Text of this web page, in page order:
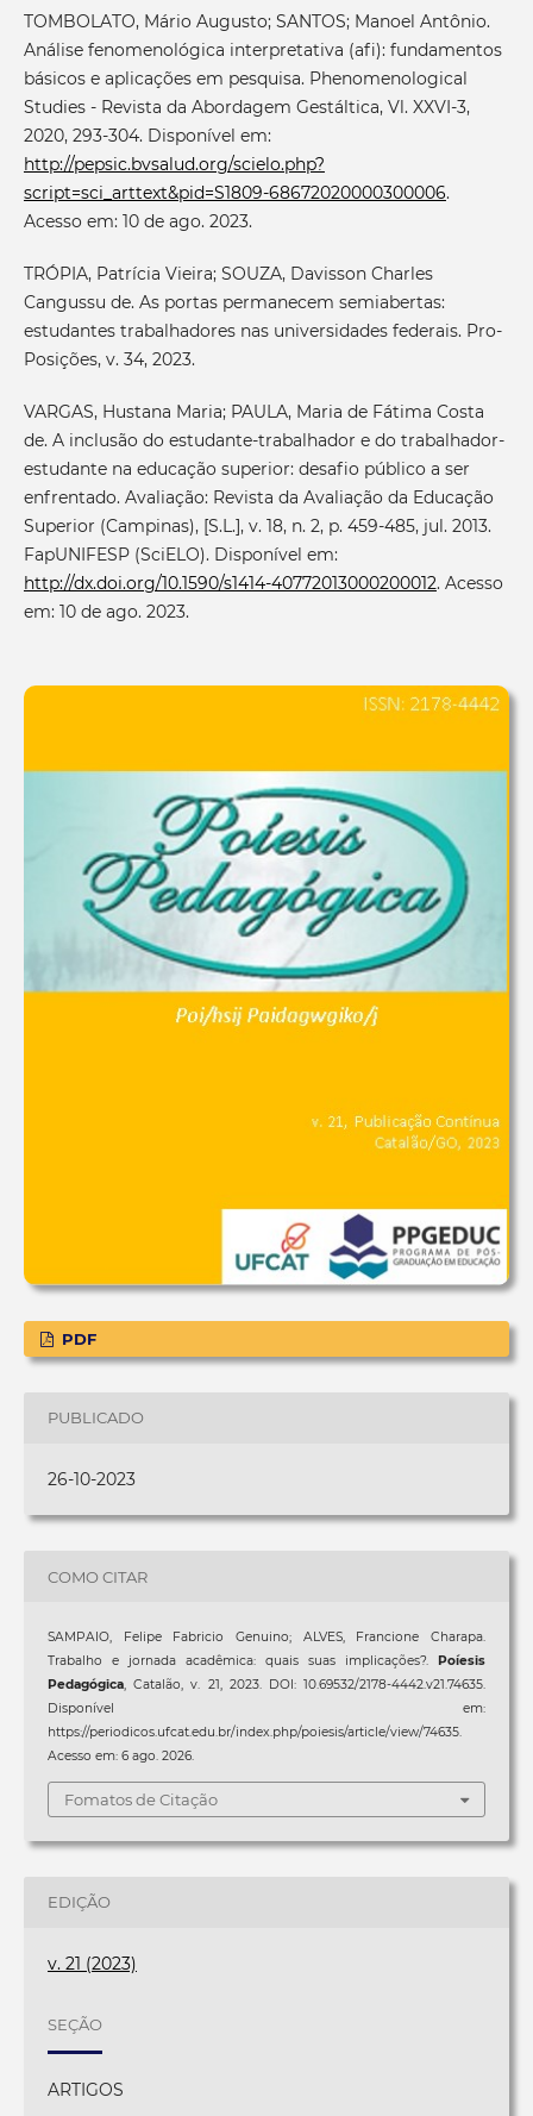
TOMBOLATO, Mário Augusto; SANTOS; Manoel Antônio.
Análise fenomenológica interpretativa (afi): fundamentos
básicos e aplicações em pesquisa. Phenomenological
Studies - Revista da Abordagem Gestáltica, Vl. XXVI-3,
2020, 293-304. Disponível em:
http://pepsic.bvsalud.org/scielo.php?
script=sci_arttext&pid=S1809-68672020000300006.
Acesso em: 10 de ago. 2023.
TRÓPIA, Patrícia Vieira; SOUZA, Davisson Charles
Cangussu de. As portas permanecem semiabertas:
estudantes trabalhadores nas universidades federais. Pro-
Posições, v. 34, 2023.
VARGAS, Hustana Maria; PAULA, Maria de Fátima Costa
de. A inclusão do estudante-trabalhador e do trabalhador-
estudante na educação superior: desafio público a ser
enfrentado. Avaliação: Revista da Avaliação da Educação
Superior (Campinas), [S.L.], v. 18, n. 2, p. 459-485, jul. 2013.
FapUNIFESP (SciELO). Disponível em:
http://dx.doi.org/10.1590/s1414-40772013000200012. Acesso
em: 10 de ago. 2023.
PDF
PUBLICADO
26-10-2023
COMO CITAR
SAMPAIO, Felipe Fabricio Genuino; ALVES, Francione Charapa.
Trabalho e jornada acadêmica: quais suas implicações?.Poíesis
Pedagógica, Catalão, v. 21, 2023. DOI: 10.69532/2178-4442.v21.74635.
Disponível em:
https://periodicos.ufcat.edu.br/index.php/poiesis/article/view/74635.
Acesso em: 6 ago. 2026.
Fomatos de Citação
EDIÇÃO
v. 21 (2023)
SEÇÃO
ARTIGOS